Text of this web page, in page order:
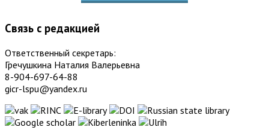
Связь с редакцией
Ответственный секретарь:
Гречушкина Наталия Валерьевна
8-904-697-64-88
gicr-lspu@yandex.ru